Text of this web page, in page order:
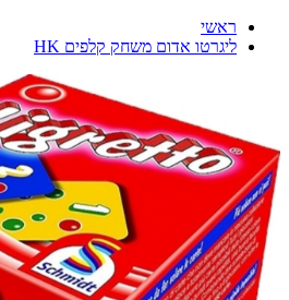
ראשי
ליגרטו אדום משחק קלפים HK